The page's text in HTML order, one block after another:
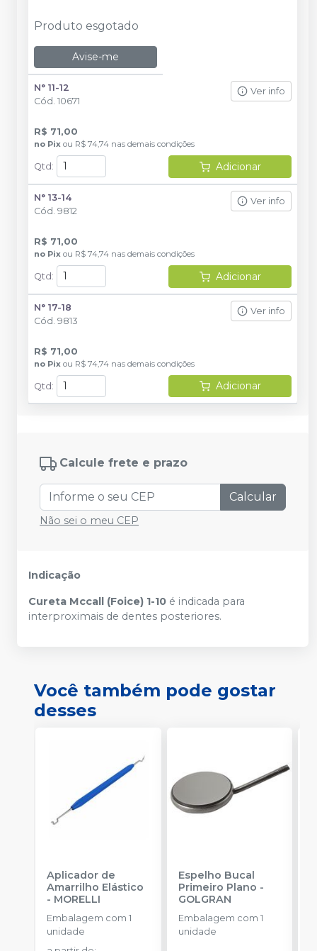
Produto esgotado
Avise-me
N° 11-12
Cód. 10671
Ver info
R$ 71,00
no Pix ou R$ 74,74 nas demais condições
Qtd : Adicionar
N° 13-14
Cód. 9812
Ver info
R$ 71,00
no Pix ou R$ 74,74 nas demais condições
Qtd : Adicionar
N° 17-18
Cód. 9813
Ver info
R$ 71,00
no Pix ou R$ 74,74 nas demais condições
Qtd: Adicionar
Calcule frete e prazo
Calcular
Não sei o meu CEP
Indicação
Cureta Mccall (Foice) 1-10 é indicada para
interproximais de dentes posteriores.
Você também pode gostar
desses
Aplicador de
Amarrilho Elástico
- MORELLI
Embalagem com 1
unidade
Espelho Bucal
Primeiro Plano -
GOLGRAN
Embalagem com 1
unidade